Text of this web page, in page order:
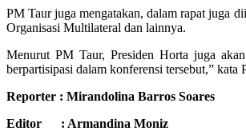
PM Taur juga mengatakan, dalam rapat juga
Organisasi Multilateral dan lainnya.
Menurut PM Taur, Presiden Horta juga
berpartisipasi dalam konferensi tersebut,” kata
Reporter : Mirandolina Barros Soares
Editor : Armandina Moniz